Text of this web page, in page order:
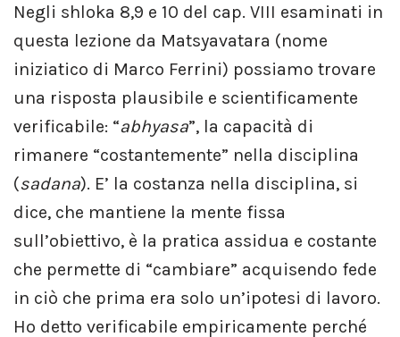
Negli shloka 8,9 e 10 del cap. VIII esaminati in
questa lezione da Matsyavatara (nome
iniziatico di Marco Ferrini) possiamo trovare
una risposta plausibile e scientificamente
verificabile: “abhyasa”, la capacità di
rimanere “costantemente” nella disciplina
(sadana). E’ la costanza nella disciplina, si
dice, che mantiene la mente fissa
sull’obiettivo, è la pratica assidua e costante
che permette di “cambiare” acquisendo fede
in ciò che prima era solo un’ipotesi di lavoro.
Ho detto verificabile empiricamente perché